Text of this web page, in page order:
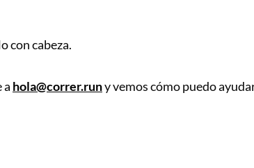
con cabeza.
a hola@correr.runy vemos cómo puedo